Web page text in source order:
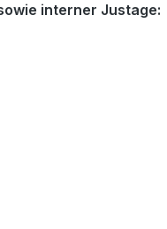
interner Justage: